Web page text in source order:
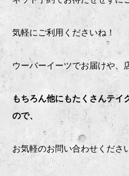
気軽にご利用くださいね！
ウーバーイーツでお届けや
もちろん他にもたくさんテイ
ので、
お気軽のお問い合わせくださ